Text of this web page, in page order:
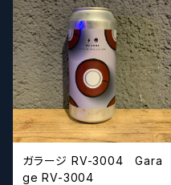
ガラージ RV-3004 Gara
ge RV-3004